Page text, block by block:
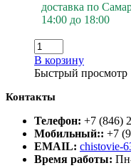
доставка по
14:00 до 18:00
В корзину
Быстрый просмотр
Контакты
Телефон: +7 (846)
Мобильный:: +7
EMAIL: chistovie-
Время работы: